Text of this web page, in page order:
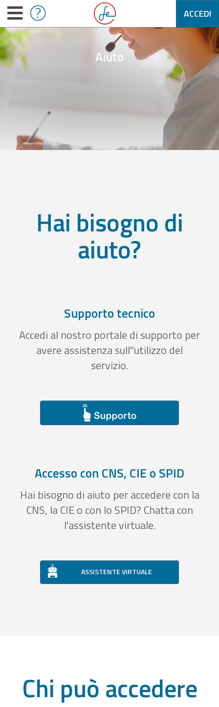
ACCEDI
Aiuto
Hai bisogno di
aiuto?
Supporto tecnico
Accedi al nostro portale di supporto per
avere assistenza sull''utilizzo del
servizio.
Accesso con CNS, CIE o SPID
Hai bisogno di aiuto per accedere con la
CNS, la CIE o con lo SPID? Chatta con
l'assistente virtuale.
ASSISTENTE VIRTUALE
Chi può accedere